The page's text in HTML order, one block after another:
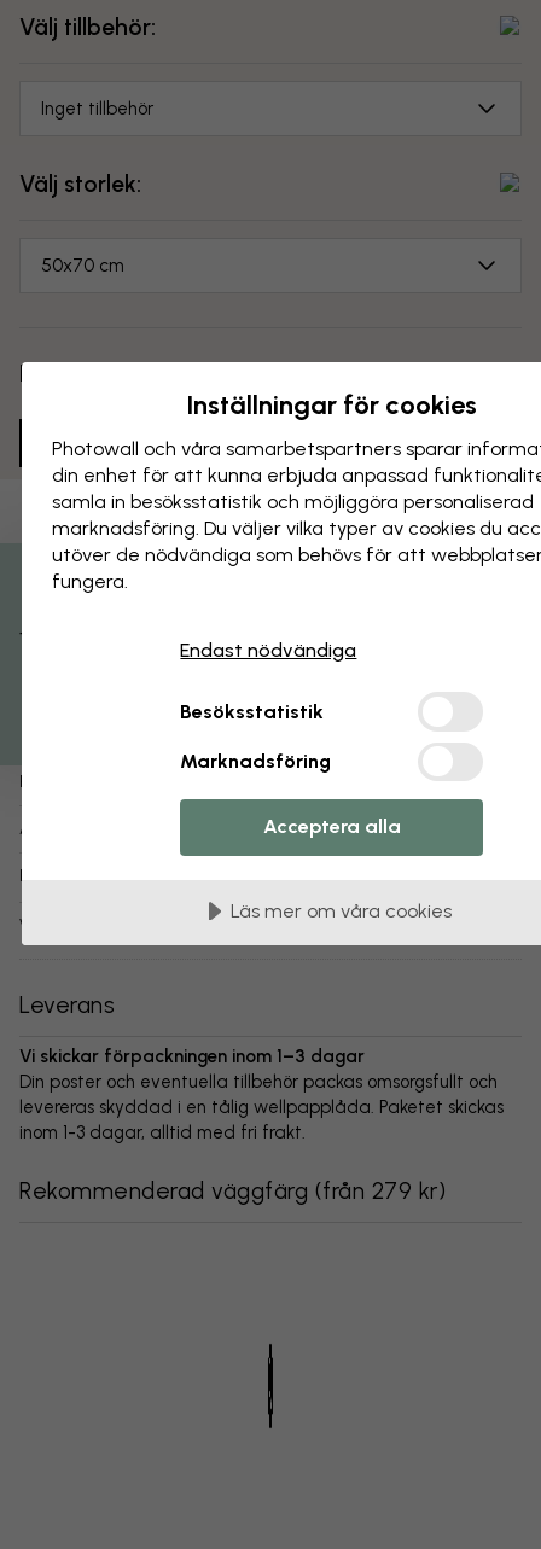
Välj tillbehör:
Inget tillbehör
Välj storlek:
50x70 cm
Pris:
Lägg i varukorgen
Spara som favorit
Solsystemet - Saturnus
Om produkten:
Poster (finns också somtapet canvastavla
Varianter av det här motivet:
Leverans
Vi skickar förpackningen inom 1–3 dagar
Din poster och eventuella tillbehör packas omsorgsfullt och
levereras skyddad i en tålig wellpapplåda. Paketet skickas
inom 1-3 dagar, alltid med fri frakt.
Rekommenderad väggfärg (från 279 kr)
Få 15% rabatt
Inställningar för cookies
Photowall och våra samarbets­partners sparar
din enhet för att kunna erbjuda anpassad
samla in besöks­statistik och möjliggöra personaliserad
marknads­föring. Du väljer vilka typer av cookies du
utöver de nödvändiga som behövs för att
fungera.
Endast nödvändiga
Besöksstatistik
Marknadsföring
Acceptera alla
Läs mer om våra cookies